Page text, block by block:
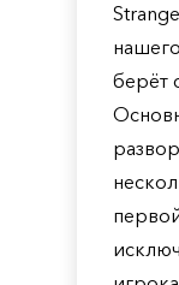
берёт